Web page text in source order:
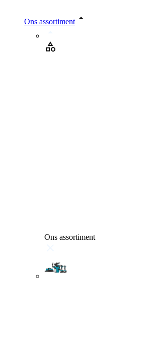
Ons assortiment
Ons assortiment